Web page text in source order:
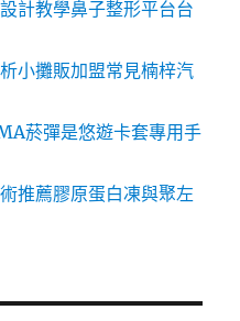
計教學鼻子整形平台台
小攤販加盟常見楠梓汽
菸彈是悠遊卡套專用手
推薦膠原蛋白凍與聚左